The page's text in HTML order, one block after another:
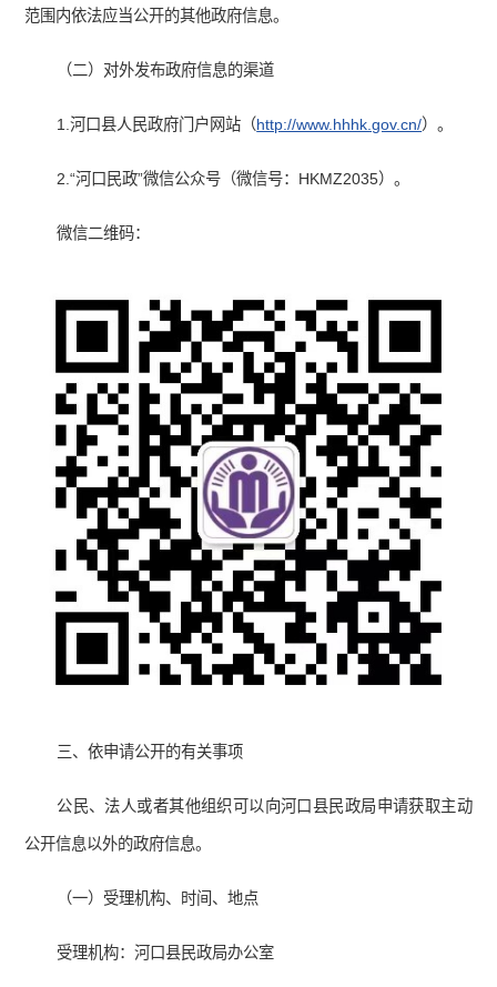
范围内依法应当公开的其他政府信息。
（二）对外发布政府信息的渠道
1.河口县人民政府门户网站（http://www.hhhk.gov.cn/）。
2.“河口民政”微信公众号（微信号：HKMZ2035）。
微信二维码：
三、依申请公开的有关事项
公民、法人或者其他组织可以向河口县民政局申请获取主动
公开信息以外的政府信息。
（一）受理机构、时间、地点
受理机构：河口县民政局办公室